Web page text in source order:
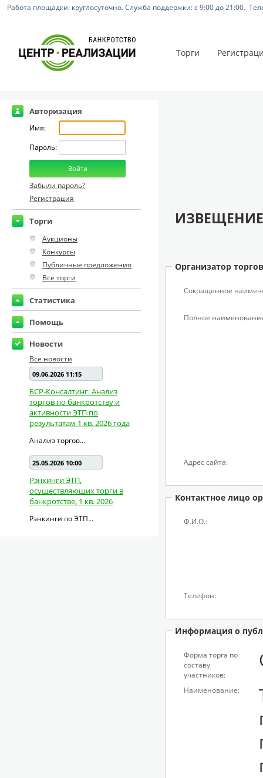
Работа площадки: круглосуточно. Служба поддержки: с 9:00 до 21:00.
Торги
Авторизация
Имя:
Пароль:
Забыли пароль?
Регистрация
Торги
Аукционы
Конкурсы
Публичные предложения
Все торги
Статистика
Помощь
Новости
Все новости
09.06.2026 11:15
БСР-Консалтинг: Анализ
торгов по банкротству и
активности ЭТП по
результатам 1 кв. 2026 года
Анализ торгов...
25.05.2026 10:00
Рэнкинги ЭТП,
осуществляющих торги в
банкротстве, 1 кв. 2026
Рэнкинги по ЭТП...
Организатор торгов
Сокращенное
Полное
Адрес сайта:
Контактное лицо
Ф.И.О.:
Телефон:
Информация о
Форма торга по
составу
участников:
Наименование: